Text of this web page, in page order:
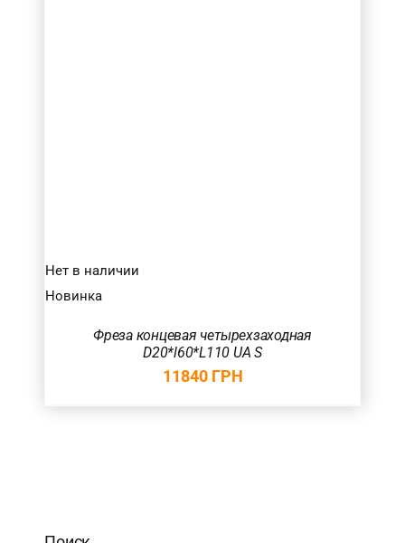
Нет в наличии
Новинка
Фреза концевая четырехзаходная
D20*l60*L110 UA S
11840 ГРН